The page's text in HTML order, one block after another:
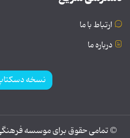
ارتباط با ما
درباره ما
نسخه
© تمامی حقوق برای موسسه